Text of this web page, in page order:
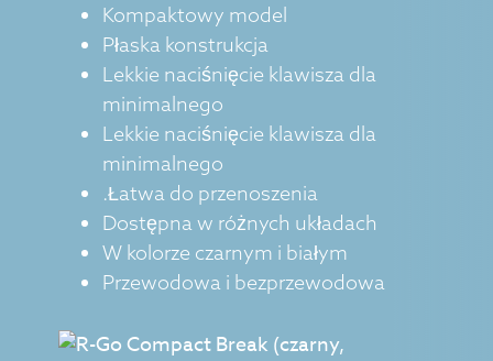
Kompaktowy model
Płaska konstrukcja
Lekkie naciśnięcie klawisza dla
minimalnego
Lekkie naciśnięcie klawisza dla
minimalnego
.Łatwa do przenoszenia
Dostępna w różnych układach
W kolorze czarnym i białym
Przewodowa i bezprzewodowa